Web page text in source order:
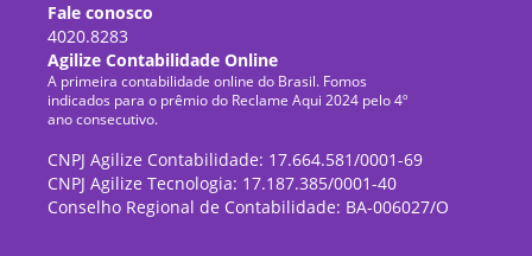
Fale conosco
4020.8283
Agilize Contabilidade Online
A primeira contabilidade online do Brasil. Fomos
indicados para o prêmio do Reclame Aqui 2024 pelo 4º
ano consecutivo.
CNPJ Agilize Contabilidade: 17.664.581/0001-69
CNPJ Agilize Tecnologia: 17.187.385/0001-40
Conselho Regional de Contabilidade: BA-006027/O